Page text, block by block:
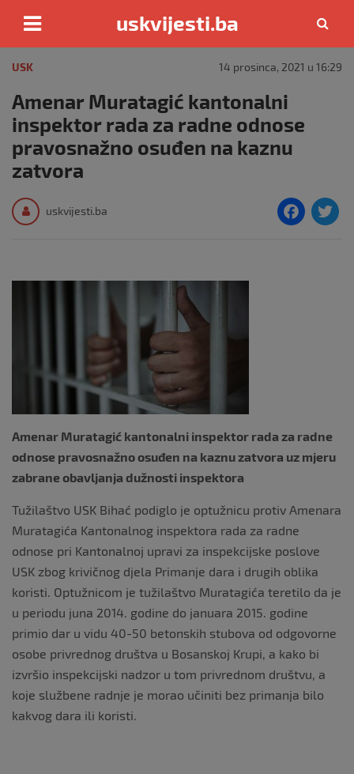
content
uskvijesti.ba
USK 14 prosinca, 2021 u 16:29
Amenar Muratagić kantonalni
inspektor rada za radne odnose
pravosnažno osuđen na kaznu
zatvora
uskvijesti.ba
F
Amenar Muratagić kantonalni inspektor rada za radne
odnose pravosnažno osuđen na kaznu zatvora uz mjeru
zabrane obavljanja dužnosti inspektora
Tužilaštvo USK Bihać podiglo je optužnicu protiv Amenara
Muratagića Kantonalnog inspektora rada za radne
odnose pri Kantonalnoj upravi za inspekcijske poslove
USK zbog krivičnog djela Primanje dara i drugih oblika
koristi. Optužnicom je tužilaštvo Muratagića teretilo da je
u periodu juna 2014. godine do januara 2015. godine
primio dar u vidu 40-50 betonskih stubova od odgovorne
osobe privrednog društva u Bosanskoj Krupi, a kako bi
izvršio inspekcijski nadzor u tom privrednom društvu, a
koje službene radnje je morao učiniti bez primanja bilo
kakvog dara ili koristi.